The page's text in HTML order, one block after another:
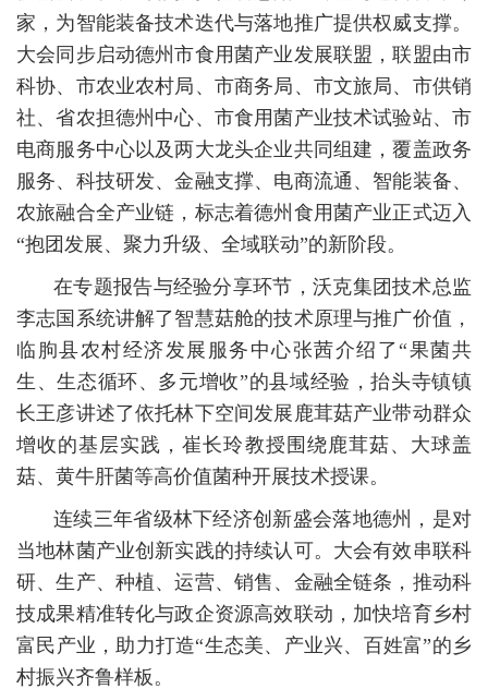
家，为智能装备技术迭代与落地推广提供权威支撑。
大会同步启动德州市食用菌产业发展联盟，联盟由市
科协、市农业农村局、市商务局、市文旅局、市供销
社、省农担德州中心、市食用菌产业技术试验站、市
电商服务中心以及两大龙头企业共同组建，覆盖政务
服务、科技研发、金融支撑、电商流通、智能装备、
农旅融合全产业链，标志着德州食用菌产业正式迈入
“抱团发展、聚力升级、全域联动”的新阶段。
在专题报告与经验分享环节，沃克集团技术总监
李志国系统讲解了智慧菇舱的技术原理与推广价值，
临朐县农村经济发展服务中心张茜介绍了“果菌共
生、生态循环、多元增收”的县域经验，抬头寺镇镇
长王彦讲述了依托林下空间发展鹿茸菇产业带动群众
增收的基层实践，崔长玲教授围绕鹿茸菇、大球盖
菇、黄牛肝菌等高价值菌种开展技术授课。
连续三年省级林下经济创新盛会落地德州，是对
当地林菌产业创新实践的持续认可。大会有效串联科
研、生产、种植、运营、销售、金融全链条，推动科
技成果精准转化与政企资源高效联动，加快培育乡村
富民产业，助力打造“生态美、产业兴、百姓富”的乡
村振兴齐鲁样板。